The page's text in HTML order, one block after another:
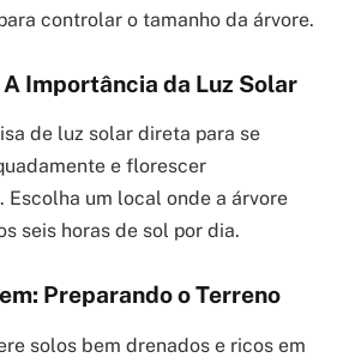
controlar o tamanho da árvore.
Importância da Luz Solar
de luz solar direta para se
e florescer
Escolha um local onde a árvore
seis horas de sol por dia.
Preparando o Terreno
solos bem drenados e ricos em